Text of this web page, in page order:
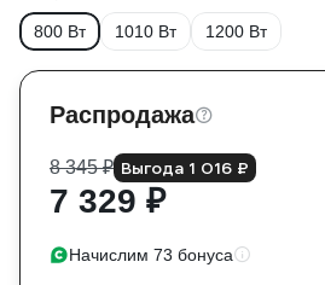
800 Вт 1010 Вт 1200 Вт
Распродажа
8 345 ₽ Выгода 1 016 ₽
7 329 ₽
Начислим 73 бонуса